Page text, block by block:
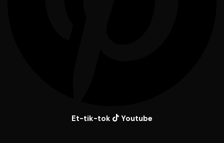
Et-tik-tok Youtube